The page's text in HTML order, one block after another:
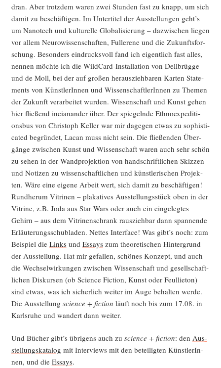
dran. Aber trotz­dem waren zwei Stun­den fast zu knapp, um sich
damit zu beschäf­ti­gen. Im Unter­ti­tel der Aus­stel­lun­gen geht’s
um Nano­tech und kul­tu­rel­le Glo­ba­li­sie­rung – dazwi­schen lie­gen
vor allem Neu­ro­wis­sen­schaf­ten, Ful­le­re­ne und die Zukunfts­for­
schung. Beson­ders ein­drucks­voll fand ich eigent­lich fast alles,
nen­nen möch­te ich die Wild­Card-Instal­la­ti­on von Dell­brüg­ge
und de Moll, bei der auf gro­ßen her­aus­zieh­ba­ren Kar­ten State­
ments von Künst­le­rIn­nen und Wis­sen­schaft­le­rIn­nen zu The­men
der Zukunft ver­ar­bei­tet wur­den. Wis­sen­schaft und Kunst gehen
hier flie­ßend inei­anan­der über. Der spie­geln­de Eth­no­ex­pe­di­ti­
ons­bus von Chris­toph Kel­ler war mir dage­gen etwas zu sophisti­
ca­ted begrün­det, Lacan muss nicht sein. Die flie­ßen­den Über­
gän­ge zwi­schen Kunst und Wis­sen­schaft waren auch sehr schön
zu sehen in der Wand­pro­jek­ti­on von hand­schrift­li­chen Skiz­zen
und Noti­zen zu wis­sen­schaft­li­chen und künst­le­ri­schen Pro­jek­
ten. Wäre eine eige­ne Arbeit wert, sich damit zu beschäf­ti­gen!
Rund­her­um Vitri­nen – pla­ka­ti­ves Aus­stel­lungs­stück oben in der
Vitri­ne, z.B. Joda aus Star Wars oder auch ein ein­ge­leg­tes
Gehirn – aus dem Vitri­nen­schrank raus­zieh­bar dann span­nen­de
Erläu­te­rungs­schub­la­den. Net­tes Inter­face! Was gibt’s noch: zum
Bei­spiel die Linksund Essayszum theo­re­ti­schen Hin­ter­grund
der Aus­stel­lung. Hat mir gefal­len, schö­nes Kon­zept, und auch
die Wech­sel­wir­kun­gen zwi­schen Wis­sen­schaft und gesell­schaft­
li­chen Dis­kur­sen (ob Sci­ence Fic­tion, Kunst oder Feul­lie­ton)
sind etwas, was ich sicher­lich wei­ter im Auge behal­ten wer­de.
Die Aus­stel­lung sci­ence + fic­tion läuft noch bis zum 17.08. in
Karls­ru­he und wan­dert dann weiter.
Und Bücher gibt’s übri­gens auch zu sci­ence + fic­tion: den Aus­
stel­lungs­ka­ta­log mit Inter­views mit den betei­lig­ten Künst­le­rIn­
nen, und die Essays.